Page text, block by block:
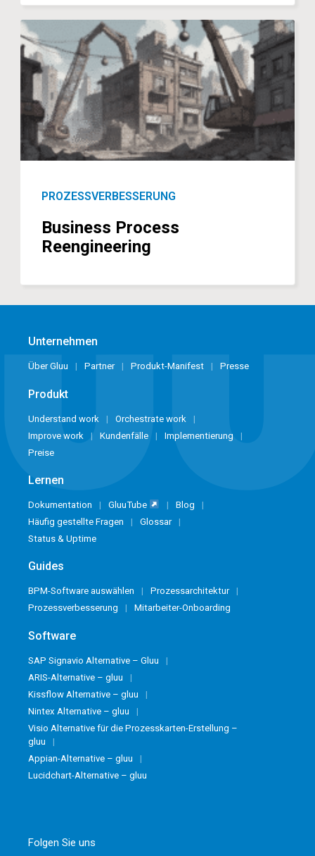
PROZESSVERBESSERUNG
Business Process
Reengineering
Unternehmen
Über Gluu Partner Produkt-Manifest Presse
Produkt
Understand work
Orchestrate work
Improve work
Kundenfälle
Implementierung
Preise
Lernen
Dokumentation GluuTube
Blog
Häufig gestellte Fragen
Glossar
Status & Uptime
Guides
BPM-Software auswählen
Prozessarchitektur
Prozessverbesserung
Mitarbeiter-Onboarding
Software
SAP Signavio Alternative – Gluu
ARIS-Alternative – gluu
Kissflow Alternative – gluu
Nintex Alternative – gluu
Visio Alternative für die Prozesskarten-Erstellung –
gluu
Appian-Alternative – gluu
Lucidchart-Alternative – gluu
Folgen Sie uns